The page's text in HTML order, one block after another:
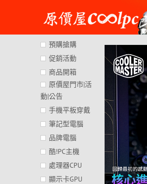
content
預購搶購
促銷活動
商品開箱
原價屋門市|活
動|公告
手機平板穿戴
筆記型電腦
品牌電腦
酷!PC主機
處理器CPU
顯示卡GPU